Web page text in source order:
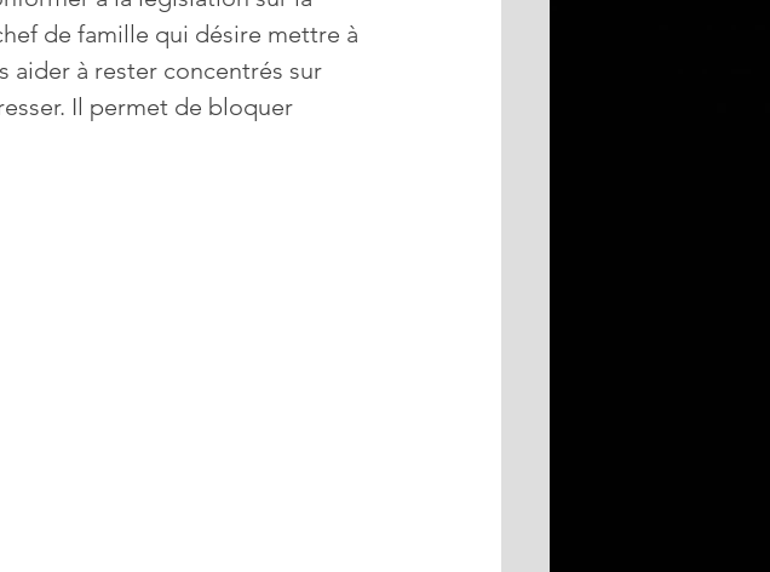
Navigateurs News
de famille qui désire mettre à
aider à rester concentrés sur
Il permet de bloquer